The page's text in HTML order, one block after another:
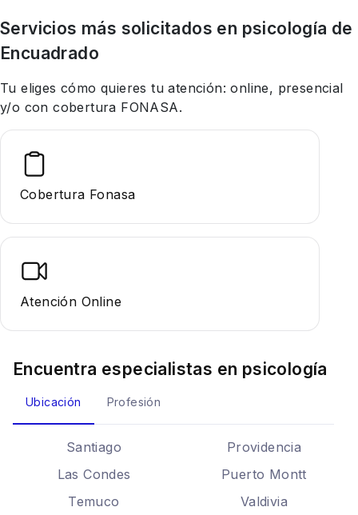
Servicios más solicitados en psicología de
Encuadrado
Tu eliges cómo quieres tu atención: online, presencial
y/o con cobertura FONASA.
Cobertura Fonasa
Atención Online
Encuentra especialistas en psicología
Ubicación Profesión
Santiago
Providencia
Las Condes
Puerto Montt
Temuco
Valdivia